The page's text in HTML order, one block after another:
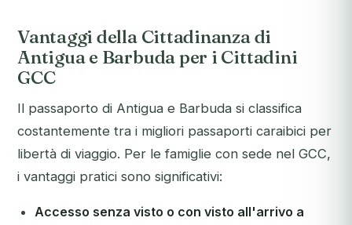
Vantaggi della Cittadinanza di
Antigua e Barbuda per i Cittadini
GCC
Il passaporto di Antigua e Barbuda si classifica
costantemente tra i migliori passaporti caraibici per
libertà di viaggio. Per le famiglie con sede nel GCC,
i vantaggi pratici sono significativi:
Accesso senza visto o con visto all'arrivo a